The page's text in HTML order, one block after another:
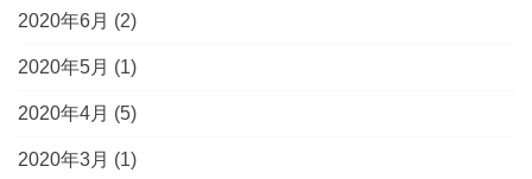
2020年6月 (2)
2020年5月 (1)
2020年4月 (5)
2020年3月 (1)